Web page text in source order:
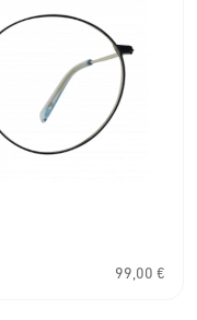
99,00 €